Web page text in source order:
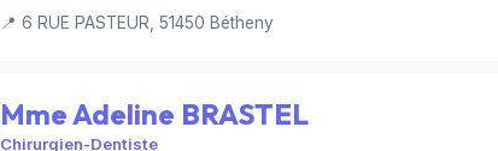
📍 6 RUE PASTEUR, 51450 Bétheny
Mme Adeline BRASTEL
Chirurgien-Dentiste